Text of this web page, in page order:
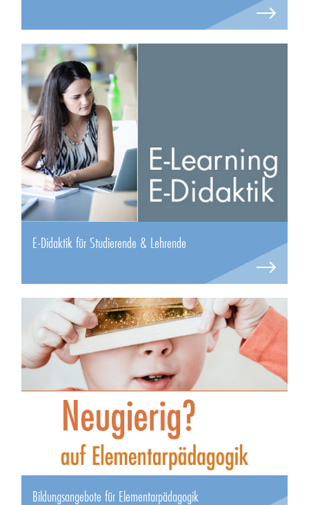
E-Didaktik für Studierende & Lehrende
Bildungsangebote für Elementarpädagogik